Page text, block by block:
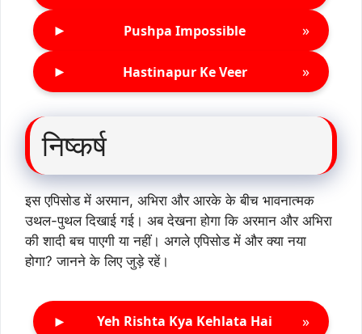
► Pushpa Impossible »
► Hastinapur Ke Veer »
निष्कर्ष
इस एपिसोड में अरमान, अभिरा और आरके के बीच भावनात्मक
उथल-पुथल दिखाई गई। अब देखना होगा कि अरमान और अभिरा
की शादी बच पाएगी या नहीं। अगले एपिसोड में और क्या नया
होगा? जानने के लिए जुड़े रहें।
► Yeh Rishta Kya Kehlata Hai »